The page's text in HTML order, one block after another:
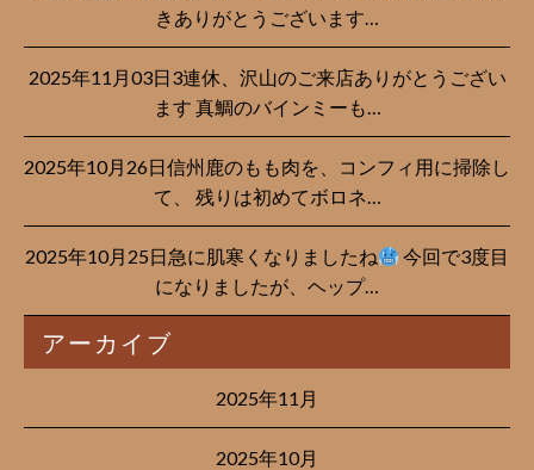
きありがとうございます…
2025年11月03日3連休、沢山のご来店ありがとうござい
ます 真鯛のバインミーも…
2025年10月26日信州鹿のもも肉を、コンフィ用に掃除し
て、 残りは初めてボロネ…
2025年10月25日急に肌寒くなりましたね
今回で3度目
になりましたが、ヘップ…
アーカイブ
2025年11月
2025年10月